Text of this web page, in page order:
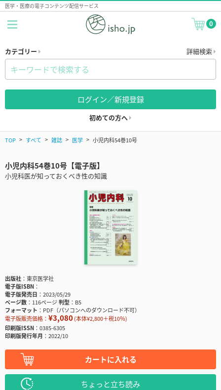
医学・医療の電子コンテンツ配信サービス
0
カテゴリー 詳細検索
ログイン／新規登録
初めての方へ
TOP すべて 雑誌 医学 小児内科54巻10号
小児内科54巻10号【電子版】
小児科医が知っておくべき性の知識
出版社
東京医学社
電子版ISBN
電子版発売日
2023/05/29
ページ数
116ページ判型
B5
フォーマット
PDF（パソコンへのダウンロード不可）
電子版販売価格： ¥3,080(本体¥2,800＋税10％)
印刷版ISSN
0385-6305
印刷版発行年月
2022/10
カートに入れる
ちょっと立ち読み